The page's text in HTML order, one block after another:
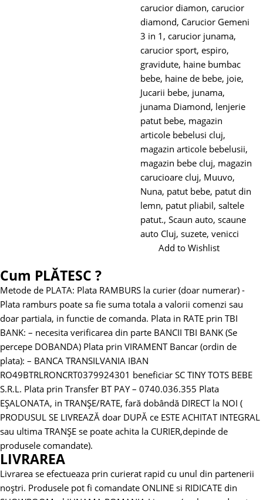
carucior diamon, carucior
diamond, Carucior Gemeni
3 in 1 , carucior junama,
carucior sport, espiro,
gravidute, haine bumbac
bebe, haine de bebe, joie,
Jucarii bebe, junama,
junama Diamond, lenjerie
patut bebe, magazin
articole bebelusi cluj,
magazin articole bebelusii,
magazin bebe cluj, magazin
carucioare cluj, Muuvo,
Nuna, patut bebe, patut din
lemn, patut pliabil, saltele
patut., Scaun auto, scaune
auto Cluj, suzete, venicci
Add to Wishlist
Cum PLĂTESC ?
Metode de PLATA: Plata RAMBURS la curier (doar numerar) -
Plata ramburs poate sa fie suma totala a valorii comenzi sau
doar partiala, in functie de comanda. Plata in RATE prin TBI
BANK: – necesita verificarea din parte BANCII TBI BANK (Se
percepe DOBANDA) Plata prin VIRAMENT Bancar (ordin de
plata): – BANCA TRANSILVANIA IBAN
RO49BTRLRONCRT0379924301 beneficiar SC TINY TOTS BEBE
S.R.L. Plata prin Transfer BT PAY – 0740.036.355 Plata
EȘALONATA, in TRANȘE/RATE, fară dobândă DIRECT la NOI (
PRODUSUL SE LIVREAZĂ doar DUPĂ ce ESTE ACHITAT INTEGRAL
sau ultima TRANȘE se poate achita la CURIER,depinde de
produsele comandate).
LIVRAREA
Livrarea se efectueaza prin curierat rapid cu unul din partenerii
noștri. Produsele pot fi comandate ONLINE si RIDICATE din